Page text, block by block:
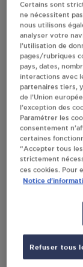
En cliquant sur «
d’informations
par Google Maps
Certains sont
ne nécessitent
nous utilisons
analyser votre
l’utilisation de
pages/rubriques
pays, dates,
interactions avec
partenaires tiers,
de l’Union
l’exception des
Paramétrer les
consentement
certaines
“Accepter tous
strictement
ces cookies. Pour
Notice
Refuser tous